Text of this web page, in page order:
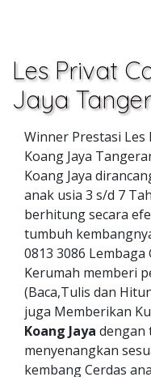
Les Privat
Jaya
Winner Prestasi Les
Koang Jaya
Koang Jaya
anak usia 3 s/d 7
berhitung secara
tumbuh
0813 3086
Kerumah memberi
(Baca,Tulis dan
juga Memberikan
Koang Jaya dengan
menyenangkan
kembang Cerdas